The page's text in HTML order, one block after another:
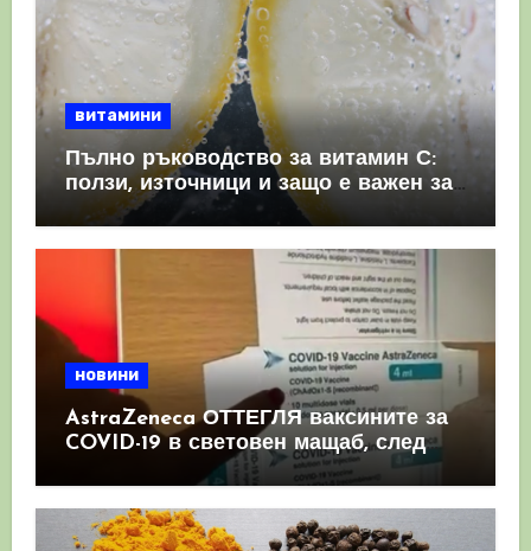
витамини
Пълно ръководство за витамин С:
ползи, източници и защо е важен за
имунната система
новини
AstraZeneca ОТТЕГЛЯ ваксините за
COVID-19 в световен мащаб, след
като призна, че те причиняват
КРЪВНИ съсиреци